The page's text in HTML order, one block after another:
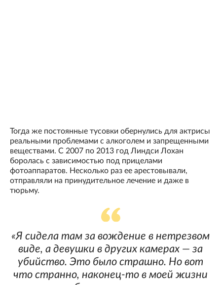
Тогда же постоянные тусовки обернулись для актрисы
реальными проблемами с алкоголем и запрещенными
веществами. С 2007 по 2013 год Линдси Лохан
боролась с зависимостью под прицелами
фотоаппаратов. Несколько раз ее арестовывали,
отправляли на принудительное лечение и даже в
тюрьму.
«Я сидела там за вождение в нетрезвом
виде, а девушки в других камерах — за
убийство. Это было страшно. Но вот
что странно, наконец-то в моей жизни